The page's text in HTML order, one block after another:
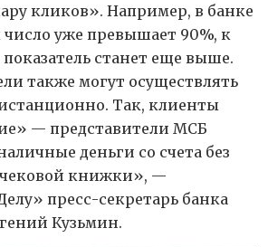
кликов». Например, в банке
уже превышает 90%, к
показатель станет еще выше.
также могут осуществлять
Так, клиенты
— представители МСБ
деньги со счета без
чековой книжки», —
пресс-секретарь банка
Кузьмин.